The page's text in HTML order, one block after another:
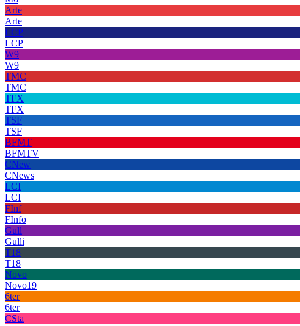
Arte
Arte
LCP
LCP
W9
W9
TMC
TMC
TFX
TFX
TSF
TSF
BFMT
BFMTV
CNew
CNews
LCI
LCI
FInf
FInfo
Gull
Gulli
T18
T18
Novo
Novo19
6ter
6ter
CSta